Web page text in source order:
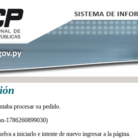
procesar su pedido.
1786260899030)
a iniciarlo e intente de nuevo ingresar a la página.